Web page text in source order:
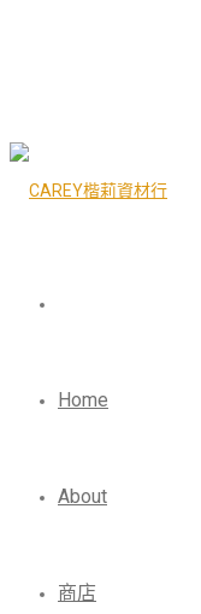
Home
About
商店